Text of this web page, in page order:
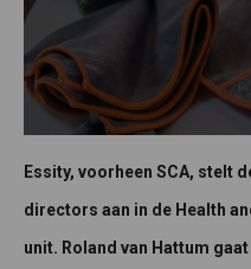
Essity, voorheen SCA, stelt
directors aan in de Health
unit. Roland van Hattum